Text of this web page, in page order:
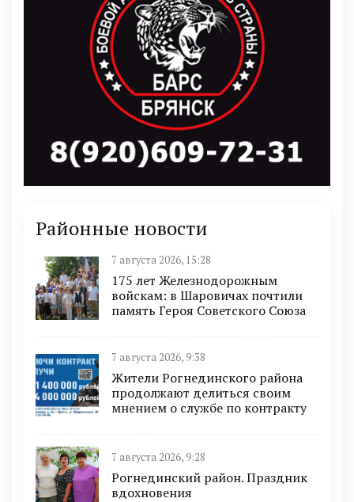
Районные новости
7 августа 2026, 15:28
175 лет Железнодорожным
войскам: в Шаровичах почтили
память Героя Советского Союза
7 августа 2026, 9:38
Жители Рогнединского района
продолжают делиться своим
мнением о службе по контракту
7 августа 2026, 9:28
Рогнединский район. Праздник
вдохновения